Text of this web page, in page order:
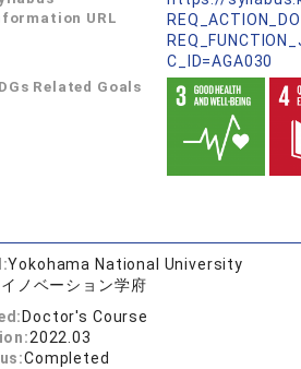
URL
C_ID=AGA030
Related Goals
Yokohama National University
ノベーション学府
Doctor's Course
2022.03
Completed